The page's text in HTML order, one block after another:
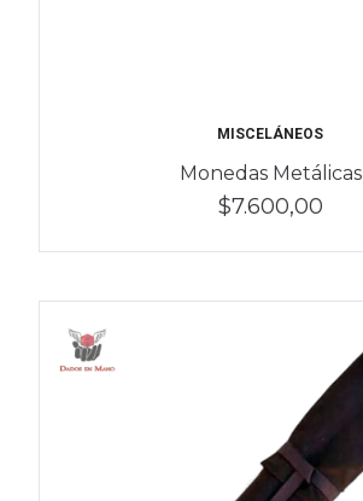
MISCELÁNEOS
Monedas Metálicas
$7.600,00